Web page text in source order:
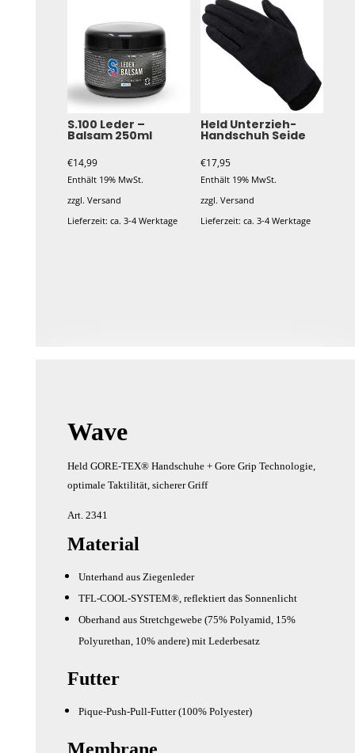
S.100 Leder –
Balsam 250ml
€14,99
Enthält 19% MwSt.
zzgl.Versand
Lieferzeit: ca. 3-4 Werktage
Held Unterzieh-
Handschuh Seide
€17,95
Enthält 19% MwSt.
zzgl. Versand
Lieferzeit: ca. 3-4 Werktage
Produktseite
Wave
Held GORE-TEX® Handschuhe + Gore Grip Technologie,
optimale Taktilität, sicherer Griff
Art. 2341
Material
Unterhand aus Ziegenleder
TFL-COOL-SYSTEM®, reflektiert das Sonnenlicht
Oberhand aus Stretchgewebe (75% Polyamid, 15%
Polyurethan, 10% andere) mit Lederbesatz
Futter
Pique-Push-Pull-Futter (100% Polyester)